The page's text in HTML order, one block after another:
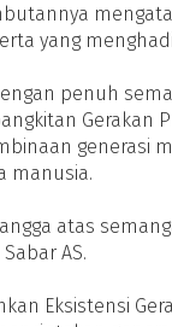
yang
penuh
Gerakan
generasi
manusia.
atas
AS.
Eksistensi